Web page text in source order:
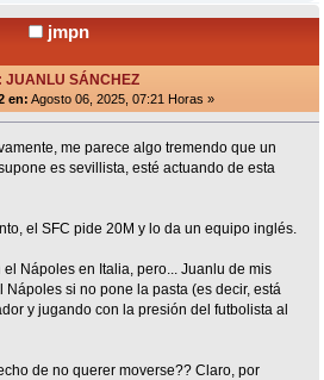
jmpn
JUANLU SÁNCHEZ
en: Agosto 06, 2025, 07:21 Horas »
me parece algo tremendo que un
es sevillista, esté actuando de esta
el SFC pide 20M y lo da un equipo inglés.
Nápoles en Italia, pero... Juanlu de mis
Nápoles si no pone la pasta (es decir, está
y jugando con la presión del futbolista al
de no querer moverse?? Claro, por